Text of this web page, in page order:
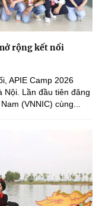
rộng kết nối
APIE Camp 2026
Nội. Lần đầu tiên đăng
(VNNIC) cùng...